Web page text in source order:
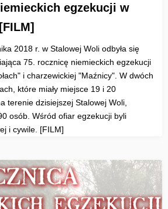
egzekucji w
2018 r. w Stalowej Woli odbyła się
75. rocznicę niemieckich egzekucji
i charzewickiej "Maźnicy". W dwóch
które miały miejsce 19 i 20
terenie dzisiejszej Stalowej Woli,
osób. Wśród ofiar egzekucji byli
i cywile. [FILM]